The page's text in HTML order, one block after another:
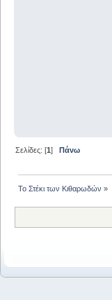
Σελίδες: [1] Πάνω
Το Στέκι των Κιθαρωδών »